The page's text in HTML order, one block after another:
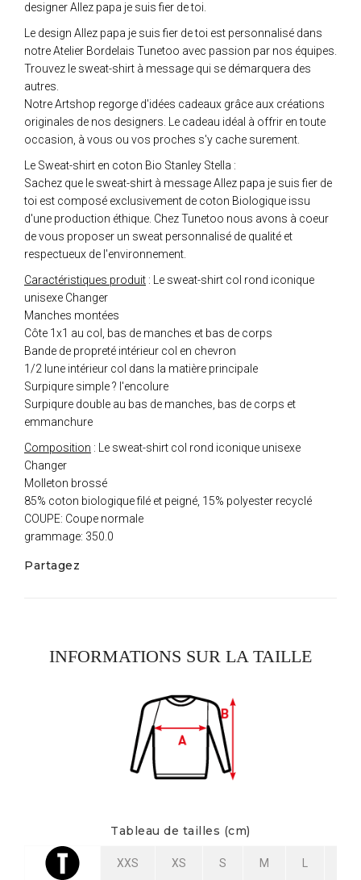
designer Allez papa je suis fier de toi.
Le design Allez papa je suis fier de toi est personnalisé dans
notre Atelier Bordelais Tunetoo avec passion par nos équipes.
Trouvez le sweat-shirt à message qui se démarquera des
autres.
Notre Artshop regorge d'idées cadeaux grâce aux créations
originales de nos designers. Le cadeau idéal à offrir en toute
occasion, à vous ou vos proches s'y cache surement.
Le Sweat-shirt en coton Bio Stanley Stella :
Sachez que le sweat-shirt à message Allez papa je suis fier de
toi est composé exclusivement de coton Biologique issu
d'une production éthique. Chez Tunetoo nous avons à coeur
de vous proposer un sweat personnalisé de qualité et
respectueux de l'environnement.
Caractéristiques produit : Le sweat-shirt col rond iconique
unisexe Changer
Manches montées
Côte 1x1 au col, bas de manches et bas de corps
Bande de propreté intérieur col en chevron
1/2 lune intérieur col dans la matière principale
Surpiqure simple ? l'encolure
Surpiqure double au bas de manches, bas de corps et
emmanchure
Composition : Le sweat-shirt col rond iconique unisexe
Changer
Molleton brossé
85% coton biologique filé et peigné, 15% polyester recyclé
COUPE: Coupe normale
grammage: 350.0
Partagez
INFORMATIONS SUR LA TAILLE
Tableau de tailles (cm)
XXS XS S M L